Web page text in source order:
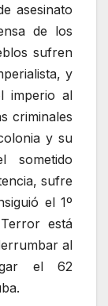
asesinato
de los
sufren
y
imperio al
criminales
y su
sometido
sufre
el 1º
está
al
el 62